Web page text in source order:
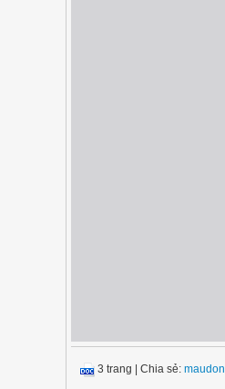
3 trang Chia sẻ: maudon